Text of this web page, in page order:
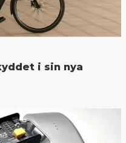
i sin nya